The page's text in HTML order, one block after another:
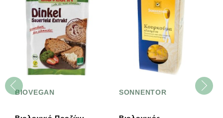
BIOVEGAN SONNENTOR